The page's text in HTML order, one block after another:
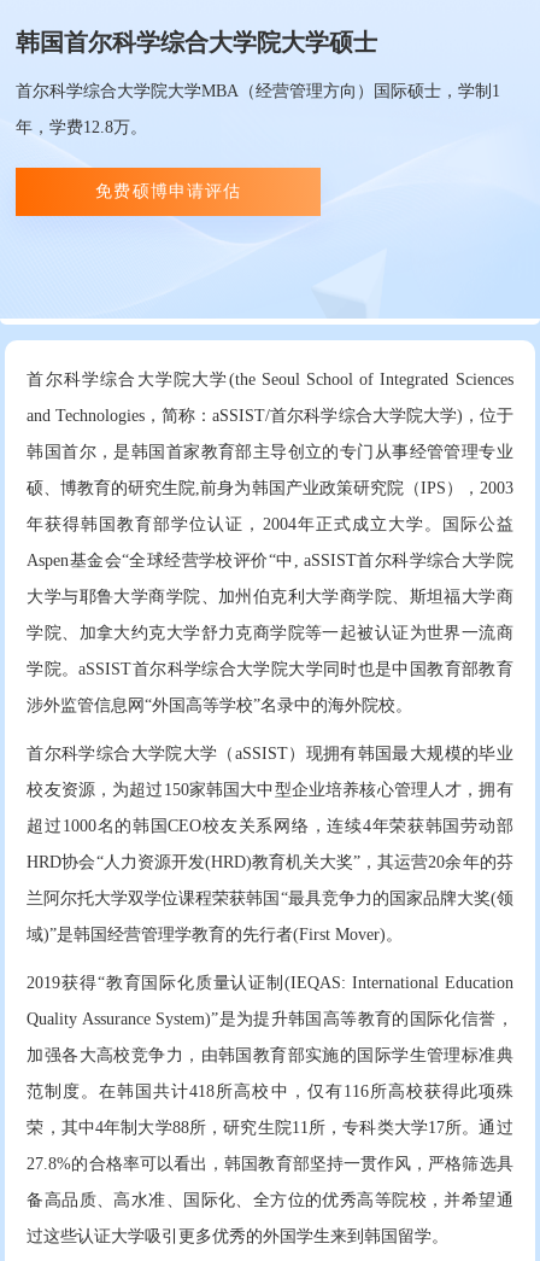
韩国首尔科学综合大学院大学硕士
首尔科学综合大学院大学MBA（经营管理方向）国际硕士，学制1
年，学费12.8万。
免费硕博申请评估
首尔科学综合大学院大学(the Seoul School of Integrated Sciences
and Technologies，简称：aSSIST/首尔科学综合大学院大学)，位于
韩国首尔，是韩国首家教育部主导创立的专门从事经管管理专业
硕、博教育的研究生院,前身为韩国产业政策研究院（IPS），2003
年获得韩国教育部学位认证，2004年正式成立大学。国际公益
Aspen基金会“全球经营学校评价“中, aSSIST首尔科学综合大学院
大学与耶鲁大学商学院、加州伯克利大学商学院、斯坦福大学商
学院、加拿大约克大学舒力克商学院等一起被认证为世界一流商
学院。aSSIST首尔科学综合大学院大学同时也是中国教育部教育
涉外监管信息网“外国高等学校”名录中的海外院校。
首尔科学综合大学院大学（aSSIST）现拥有韩国最大规模的毕业
校友资源，为超过150家韩国大中型企业培养核心管理人才，拥有
超过1000名的韩国CEO校友关系网络，连续4年荣获韩国劳动部
HRD协会“人力资源开发(HRD)教育机关大奖”，其运营20余年的芬
兰阿尔托大学双学位课程荣获韩国“最具竞争力的国家品牌大奖(领
域)”是韩国经营管理学教育的先行者(First Mover)。
2019获得“教育国际化质量认证制(IEQAS: International Education
Quality Assurance System)”是为提升韩国高等教育的国际化信誉，
加强各大高校竞争力，由韩国教育部实施的国际学生管理标准典
范制度。在韩国共计418所高校中，仅有116所高校获得此项殊
荣，其中4年制大学88所，研究生院11所，专科类大学17所。通过
27.8%的合格率可以看出，韩国教育部坚持一贯作风，严格筛选具
备高品质、高水准、国际化、全方位的优秀高等院校，并希望通
过这些认证大学吸引更多优秀的外国学生来到韩国留学。